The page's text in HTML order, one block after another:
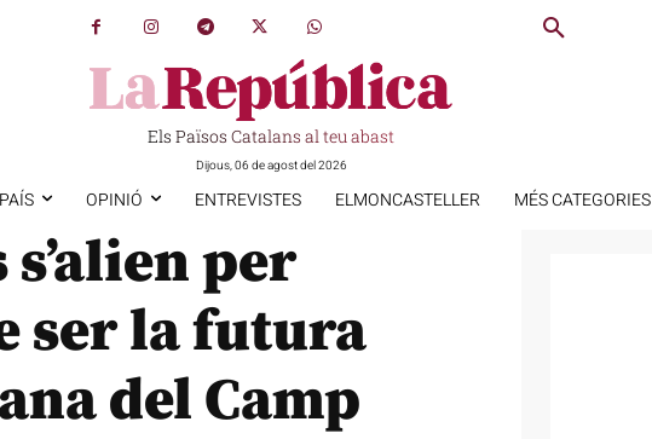
Els Països Catalans al teu abast
Dijous, 06 de agost del 2026
OPINIÓ ENTREVISTES ELMONCASTELLER MÉS CATEGORIES
per
ser la futura
del Camp